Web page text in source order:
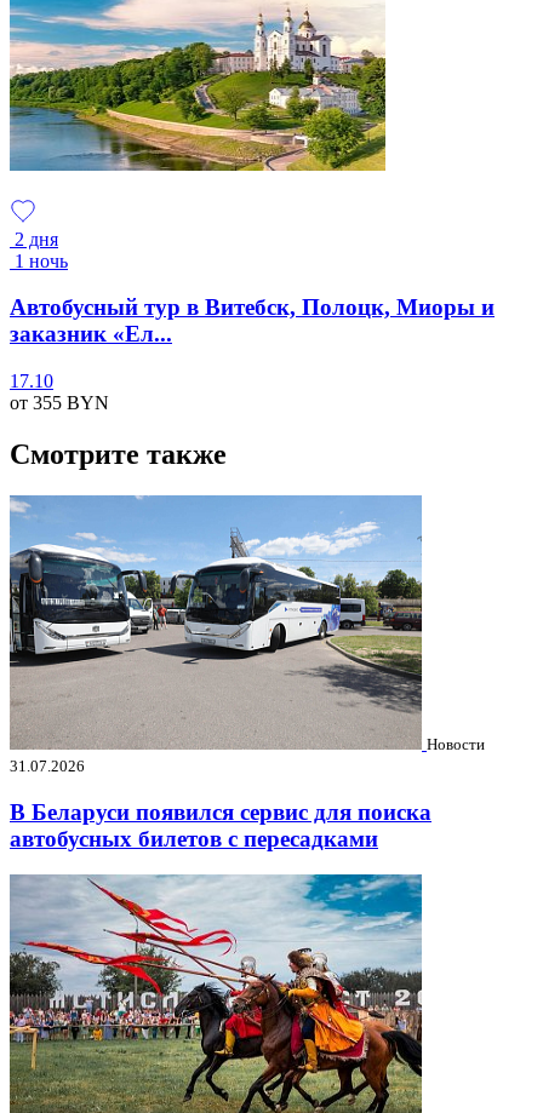
2 дня
1 ночь
Автобусный тур в Витебск, Полоцк, Миоры и
заказник «Ел...
17.10
от 355 BYN
Смотрите также
Новости
31.07.2026
В Беларуси появился сервис для поиска
автобусных билетов с пересадками